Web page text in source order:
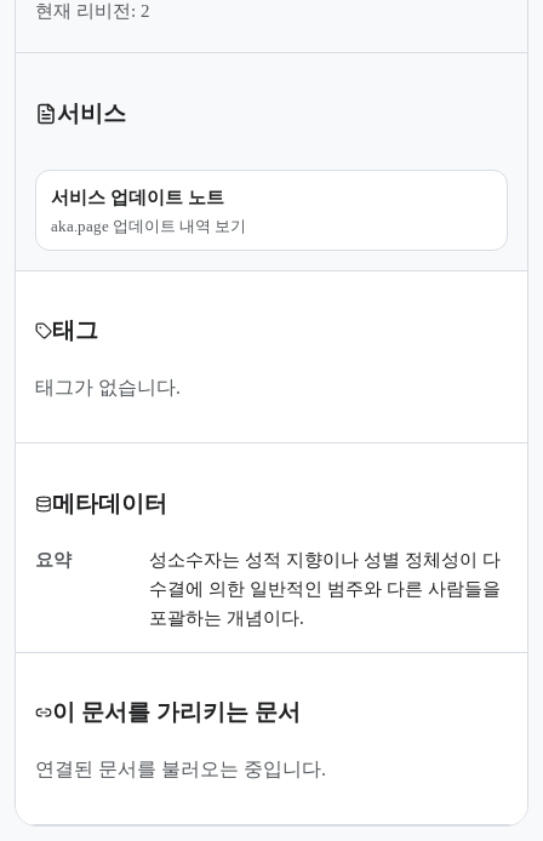
현재 리비전: 2
서비스
서비스 업데이트 노트
aka.page 업데이트 내역 보기
태그
태그가 없습니다.
메타데이터
요약
성소수자는 성적 지향이나 성별 정체성이 다
수결에 의한 일반적인 범주와 다른 사람들을
포괄하는 개념이다.
이 문서를 가리키는 문서
연결된 문서를 불러오는 중입니다.